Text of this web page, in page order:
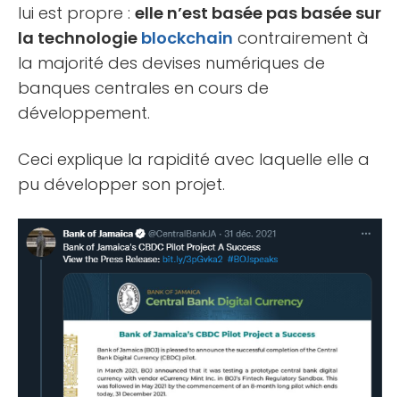
lui est propre : elle n’est basée pas basée sur
la technologie blockchain contrairement à
la majorité des devises numériques de
banques centrales en cours de
développement.
Ceci explique la rapidité avec laquelle elle a
pu développer son projet.